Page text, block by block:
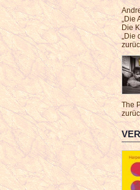
„Die
Die
„Die
The